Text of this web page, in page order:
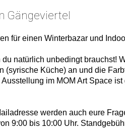
Gängeviertel
für einen Winterbazar und
natürlich unbedingt brauchst!
Küche) an und die
im MOM Art Space ist
werden auch eure
9:00 bis 10:00 Uhr.